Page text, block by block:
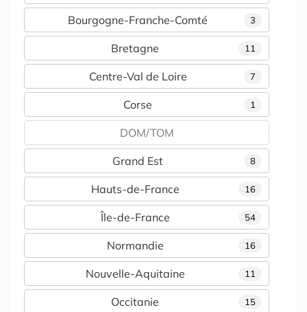
3
Bourgogne-Franche-Comté
11
Bretagne
7
Centre-Val de Loire
1
Corse
DOM/TOM
8
Grand Est
16
Hauts-de-France
54
Île-de-France
16
Normandie
11
Nouvelle-Aquitaine
15
Occitanie